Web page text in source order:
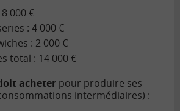
000 €
: 4 000 €
: 2 000 €
total : 14 000 €
acheter pour produire ses
intermédiaires) :